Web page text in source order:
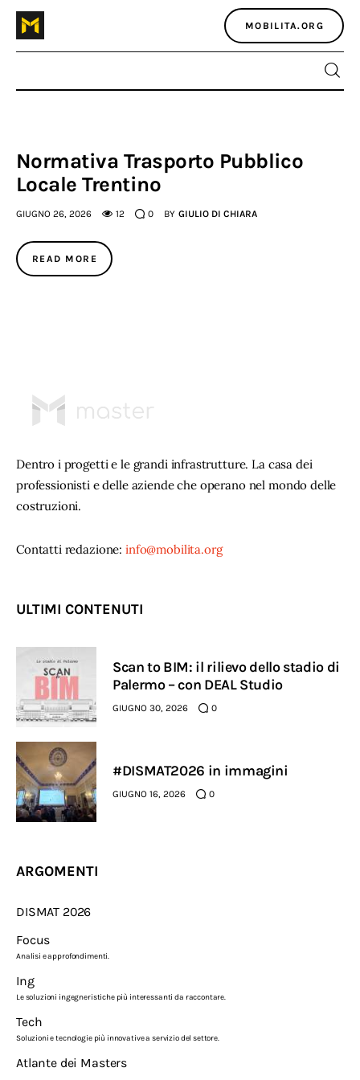
MOBILITA.ORG
Home
Atlante dei masters
Agenzia e media
Normativa Trasporto Pubblico
Locale Trentino
GIUGNO 26, 2026 12 0 BY GIULIO DI CHIARA
READ MORE
Dentro i progetti e le grandi infrastrutture. La casa dei
professionisti e delle aziende che operano nel mondo delle
costruzioni.
Contatti redazione: info@mobilita.org
ULTIMI CONTENUTI
Scan to BIM: il rilievo dello stadio di
Palermo – con DEAL Studio
GIUGNO 30, 2026 0
#DISMAT2026 in immagini
GIUGNO 16, 2026 0
ARGOMENTI
DISMAT 2026
Focus
Analisi e approfondimenti.
Ing
Le soluzioni ingegneristiche più interessanti da raccontare.
Tech
Soluzioni e tecnologie più innovative a servizio del settore.
Atlante dei Masters